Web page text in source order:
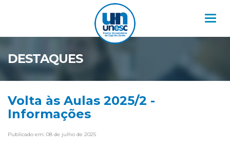
DESTAQUES
Volta às Aulas 2025/2 -
Informações
Publicado em: 08 de julho de 2025